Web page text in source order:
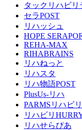
タックリハビ
セラPOST
リハッシュ
HOPE
REHA-MAX
RIHABRAINS
リハねっと
リハスタ
リハ物語POST
PlusUs-リハ
PARMSリハビ
リハビリ
リハせらぴあ